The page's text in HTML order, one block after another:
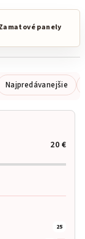
Zamatové panely
Najpredávanejšie
20 €
25